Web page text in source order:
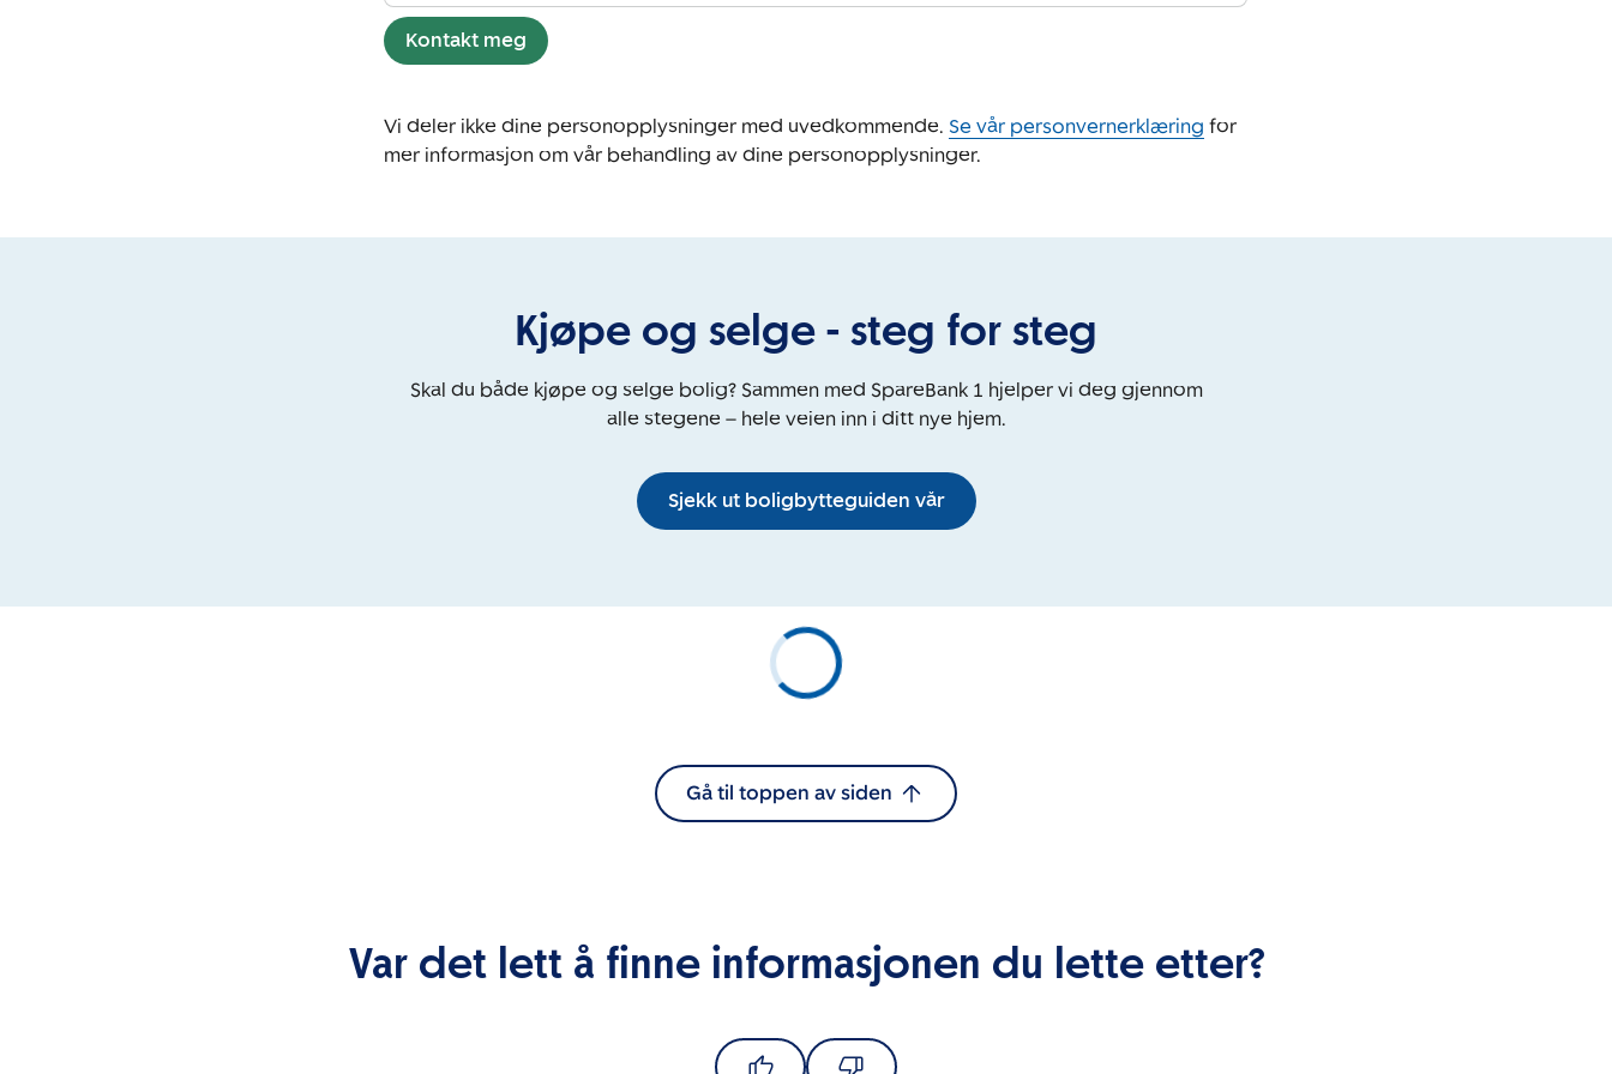
Kontakt meg
Vi deler ikke dine personopplysninger med uvedkommende. Se vår personvernerklæring for
mer informasjon om vår behandling av dine personopplysninger.
Kjøpe og selge - steg for steg
Skal du både kjøpe og selge bolig? Sammen med SpareBank 1 hjelper vi deg gjennom
alle stegene – hele veien inn i ditt nye hjem.
Sjekk ut boligbytteguiden vår
Gå til toppen av siden
Var det lett å finne informasjonen du lette etter?